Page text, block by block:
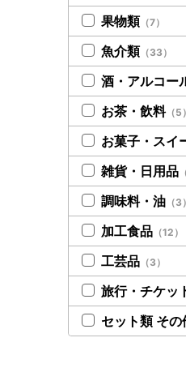
果物類 （7）
魚介類 （33）
酒・アルコー
お茶・飲料（5）
お菓子・スイ
雑貨・日用品
調味料・油 （3）
加工食品 （12）
工芸品 （3）
旅行・チケッ
セット類 その